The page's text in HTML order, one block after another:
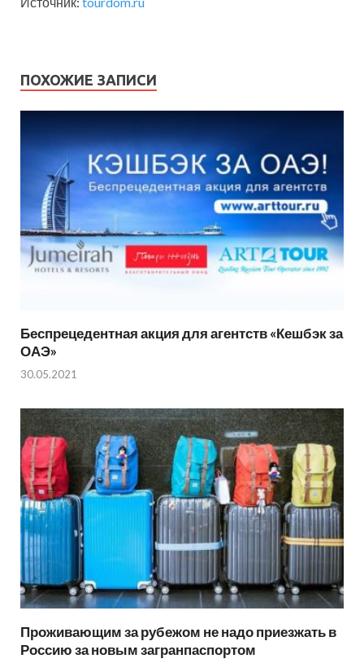
ПОХОЖИЕ ЗАПИСИ
Беспрецедентная акция для агентств «Кешбэк за
ОАЭ»
30.05.2021
Проживающим за рубежом не надо приезжать в
Россию за новым загранпаспортом